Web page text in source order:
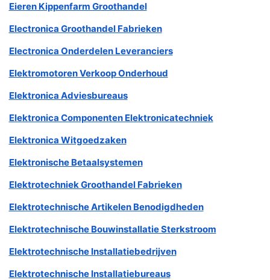
Eieren Kippenfarm Groothandel
Electronica Groothandel Fabrieken
Electronica Onderdelen Leveranciers
Elektromotoren Verkoop Onderhoud
Elektronica Adviesbureaus
Elektronica Componenten Elektronicatechniek
Elektronica Witgoedzaken
Elektronische Betaalsystemen
Elektrotechniek Groothandel Fabrieken
Elektrotechnische Artikelen Benodigdheden
Elektrotechnische Bouwinstallatie Sterkstroom
Elektrotechnische Installatiebedrijven
Elektrotechnische Installatiebureaus